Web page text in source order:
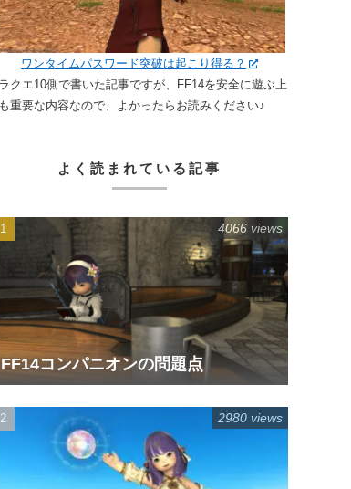
ワンタイムパスワード突破は起こり得る？
クエ10側で書いた記事ですが、FF14を安全に遊ぶ上
重要な内容なので、よかったらお読みください♪
よく読まれている記事
FF14コンパニオンの問題点
4066 views
2980 views